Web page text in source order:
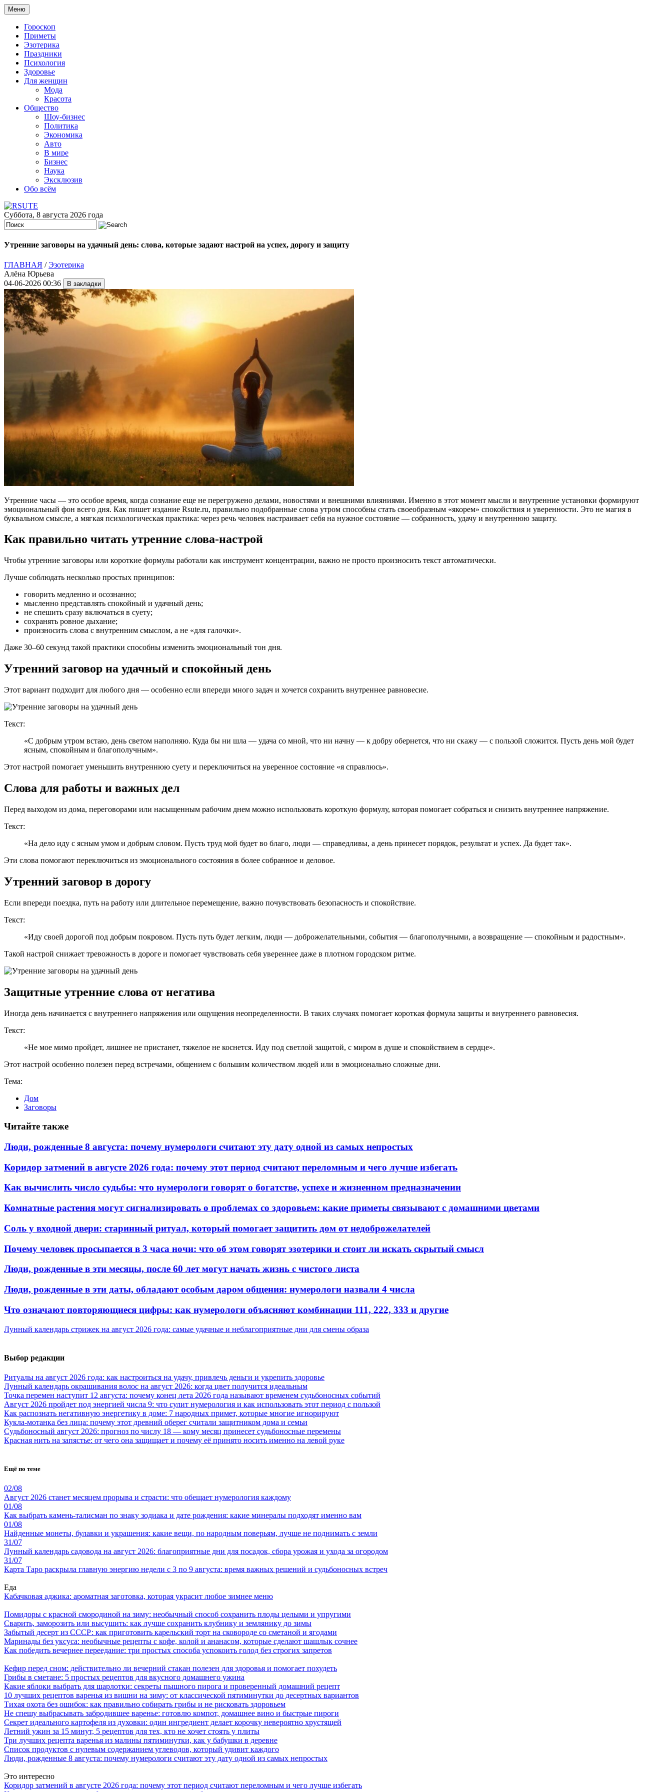
Меню
Гороскоп
Приметы
Эзотерика
Праздники
Психология
Здоровье
Для женщин
Мода
Красота
Общество
Шоу-бизнес
Политика
Экономика
Авто
В мире
Бизнес
Наука
Эксклюзив
Обо всём
Суббота, 8 августа 2026 года
Утренние заговоры на удачный день: слова, которые задают настрой на успех, дорогу и защиту
ГЛАВНАЯ /Эзотерика
Алёна Юрьева
04-06-2026 00:36
Утренние часы — это особое время, когда сознание еще не перегружено делами, новостями и внешними влияниями. Именно в этот момент мысли и внутренние установки формируют
эмоциональный фон всего дня. Как пишет издание Rsute.ru, правильно подобранные слова утром способны стать своеобразным «якорем» спокойствия и уверенности. Это не магия в
буквальном смысле, а мягкая психологическая практика: через речь человек настраивает себя на нужное состояние — собранность, удачу и внутреннюю защиту.
Как правильно читать утренние слова-настрой
Чтобы утренние заговоры или короткие формулы работали как инструмент концентрации, важно не просто произносить текст автоматически.
Лучше соблюдать несколько простых принципов:
говорить медленно и осознанно;
мысленно представлять спокойный и удачный день;
не спешить сразу включаться в суету;
сохранять ровное дыхание;
произносить слова с внутренним смыслом, а не «для галочки».
Даже 30–60 секунд такой практики способны изменить эмоциональный тон дня.
Утренний заговор на удачный и спокойный день
Этот вариант подходит для любого дня — особенно если впереди много задач и хочется сохранить внутреннее равновесие.
Текст:
«С добрым утром встаю, день светом наполняю. Куда бы ни шла — удача со мной, что ни начну — к добру обернется, что ни скажу — с пользой сложится. Пусть день мой будет
ясным, спокойным и благополучным».
Этот настрой помогает уменьшить внутреннюю суету и переключиться на уверенное состояние «я справлюсь».
Слова для работы и важных дел
Перед выходом из дома, переговорами или насыщенным рабочим днем можно использовать короткую формулу, которая помогает собраться и снизить внутреннее напряжение.
Текст:
«На дело иду с ясным умом и добрым словом. Пусть труд мой будет во благо, люди — справедливы, а день принесет порядок, результат и успех. Да будет так».
Эти слова помогают переключиться из эмоционального состояния в более собранное и деловое.
Утренний заговор в дорогу
Если впереди поездка, путь на работу или длительное перемещение, важно почувствовать безопасность и спокойствие.
Текст:
«Иду своей дорогой под добрым покровом. Пусть путь будет легким, люди — доброжелательными, события — благополучными, а возвращение — спокойным и радостным».
Такой настрой снижает тревожность в дороге и помогает чувствовать себя увереннее даже в плотном городском ритме.
Защитные утренние слова от негатива
Иногда день начинается с внутреннего напряжения или ощущения неопределенности. В таких случаях помогает короткая формула защиты и внутреннего равновесия.
Текст:
«Не мое мимо пройдет, лишнее не пристанет, тяжелое не коснется. Иду под светлой защитой, с миром в душе и спокойствием в сердце».
Этот настрой особенно полезен перед встречами, общением с большим количеством людей или в эмоционально сложные дни.
Тема:
Дом
Заговоры
Читайте также
Люди, рожденные 8 августа: почему нумерологи считают эту дату одной из самых непростых
Коридор затмений в августе 2026 года: почему этот период считают переломным и чего лучше избегать
Как вычислить число судьбы: что нумерологи говорят о богатстве, успехе и жизненном предназначении
Комнатные растения могут сигнализировать о проблемах со здоровьем: какие приметы связывают с домашними цветами
Соль у входной двери: старинный ритуал, который помогает защитить дом от недоброжелателей
Почему человек просыпается в 3 часа ночи: что об этом говорят эзотерики и стоит ли искать скрытый смысл
Люди, рожденные в эти месяцы, после 60 лет могут начать жизнь с чистого листа
Люди, рожденные в эти даты, обладают особым даром общения: нумерологи назвали 4 числа
Что означают повторяющиеся цифры: как нумерологи объясняют комбинации 111, 222, 333 и другие
Лунный календарь стрижек на август 2026 года: самые удачные и неблагоприятные дни для смены образа
Выбор редакции
Ритуалы на август 2026 года: как настроиться на удачу, привлечь деньги и укрепить здоровье
Лунный календарь окрашивания волос на август 2026: когда цвет получится идеальным
Точка перемен наступит 12 августа: почему конец лета 2026 года называют временем судьбоносных событий
Август 2026 пройдет под энергией числа 9: что сулит нумерология и как использовать этот период с пользой
Как распознать негативную энергетику в доме: 7 народных примет, которые многие игнорируют
Кукла-мотанка без лица: почему этот древний оберег считали защитником дома и семьи
Судьбоносный август 2026: прогноз по числу 18 — кому месяц принесет судьбоносные перемены
Красная нить на запястье: от чего она защищает и почему её принято носить именно на левой руке
Ещё по теме
02/08
Август 2026 станет месяцем прорыва и страсти: что обещает нумерология каждому
01/08
Как выбрать камень-талисман по знаку зодиака и дате рождения: какие минералы подходят именно вам
01/08
Найденные монеты, булавки и украшения: какие вещи, по народным поверьям, лучше не поднимать с земли
31/07
Лунный календарь садовода на август 2026: благоприятные дни для посадок, сбора урожая и ухода за огородом
31/07
Карта Таро раскрыла главную энергию недели с 3 по 9 августа: время важных решений и судьбоносных встреч
Еда
Кабачковая аджика: ароматная заготовка, которая украсит любое зимнее меню
Помидоры с красной смородиной на зиму: необычный способ сохранить плоды целыми и упругими
Сварить, заморозить или высушить: как лучше сохранить клубнику и землянику до зимы
Забытый десерт из СССР: как приготовить карельский торт на сковороде со сметаной и ягодами
Маринады без уксуса: необычные рецепты с кофе, колой и ананасом, которые сделают шашлык сочнее
Как победить вечернее переедание: три простых способа успокоить голод без строгих запретов
Кефир перед сном: действительно ли вечерний стакан полезен для здоровья и помогает похудеть
Грибы в сметане: 5 простых рецептов для вкусного домашнего ужина
Какие яблоки выбрать для шарлотки: секреты пышного пирога и проверенный домашний рецепт
10 лучших рецептов варенья из вишни на зиму: от классической пятиминутки до десертных вариантов
Тихая охота без ошибок: как правильно собирать грибы и не рисковать здоровьем
Не спешу выбрасывать забродившее варенье: готовлю компот, домашнее вино и быстрые пироги
Секрет идеального картофеля из духовки: один ингредиент делает корочку невероятно хрустящей
Летний ужин за 15 минут, 5 рецептов для тех, кто не хочет стоять у плиты
Три лучших рецепта варенья из малины пятиминутки, как у бабушки в деревне
Список продуктов с нулевым содержанием углеводов, который удивит каждого
Люди, рожденные 8 августа: почему нумерологи считают эту дату одной из самых непростых
Это интересно
Коридор затмений в августе 2026 года: почему этот период считают переломным и чего лучше избегать